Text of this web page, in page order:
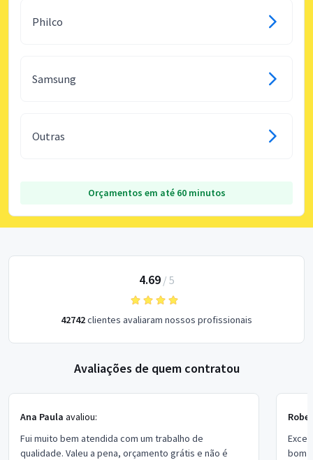
Philco
Samsung
Outras
Orçamentos em até 60 minutos
4.69/ 5
42742clientes avaliaram nossos profissionais
Avaliações de quem contratou
Ana Paula avaliou:
Fui muito bem atendida com um trabalho de
qualidade. Valeu a pena, orçamento grátis e não é
bom